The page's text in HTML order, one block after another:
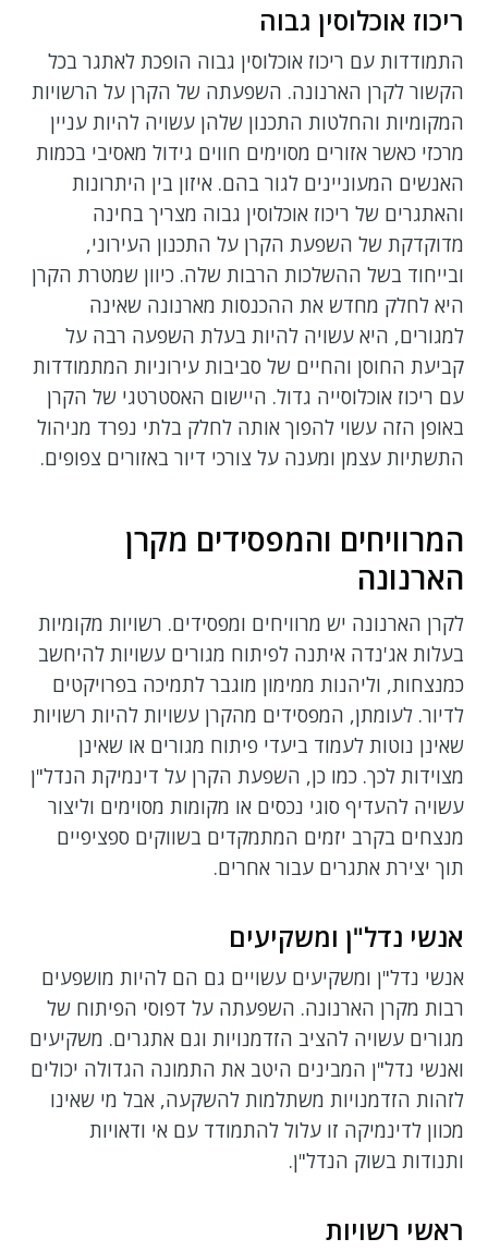
ריכוז אוכלוסין גבוה
התמודדות עם ריכוז אוכלוסין גבוה הופכת לאתגר בכל
הקשור לקרן הארנונה. השפעתה של הקרן על הרשויות
המקומיות והחלטות התכנון שלהן עשויה להיות עניין
מרכזי כאשר אזורים מסוימים חווים גידול מאסיבי בכמות
האנשים המעוניינים לגור בהם. איזון בין היתרונות
והאתגרים של ריכוז אוכלוסין גבוה מצריך בחינה
מדוקדקת של השפעת הקרן על התכנון העירוני,
ובייחוד בשל ההשלכות הרבות שלה. כיוון שמטרת הקרן
היא לחלק מחדש את ההכנסות מארנונה שאינה
למגורים, היא עשויה להיות בעלת השפעה רבה על
קביעת החוסן והחיים של סביבות עירוניות המתמודדות
עם ריכוז אוכלוסייה גדול. היישום האסטרטגי של הקרן
באופן הזה עשוי להפוך אותה לחלק בלתי נפרד מניהול
התשתיות עצמן ומענה על צורכי דיור באזורים צפופים.
המרוויחים והמפסידים מקרן
הארנונה
לקרן הארנונה יש מרוויחים ומפסידים. רשויות מקומיות
בעלות אג'נדה איתנה לפיתוח מגורים עשויות להיחשב
כמנצחות, וליהנות ממימון מוגבר לתמיכה בפרויקטים
לדיור. לעומתן, המפסידים מהקרן עשויות להיות רשויות
שאינן נוטות לעמוד ביעדי פיתוח מגורים או שאינן
מצוידות לכך. כמו כן, השפעת הקרן על דינמיקת הנדל"ן
עשויה להעדיף סוגי נכסים או מקומות מסוימים וליצור
מנצחים בקרב יזמים המתמקדים בשווקים ספציפיים
תוך יצירת אתגרים עבור אחרים.
אנשי נדל"ן ומשקיעים
אנשי נדל"ן ומשקיעים עשויים גם הם להיות מושפעים
רבות מקרן הארנונה. השפעתה על דפוסי הפיתוח של
מגורים עשויה להציב הזדמנויות וגם אתגרים. משקיעים
ואנשי נדל"ן המבינים היטב את התמונה הגדולה יכולים
לזהות הזדמנויות משתלמות להשקעה, אבל מי שאינו
מכוון לדינמיקה זו עלול להתמודד עם אי ודאויות
ותנודות בשוק הנדל"ן.
ראשי רשויות